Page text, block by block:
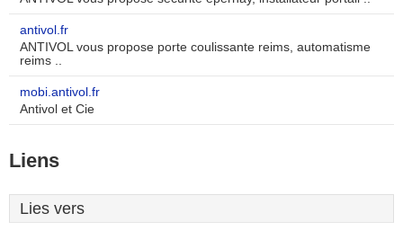
antivol.fr
ANTIVOL vous propose porte coulissante reims, automatisme
reims ..
mobi.antivol.fr
Antivol et Cie
Liens
Lies vers